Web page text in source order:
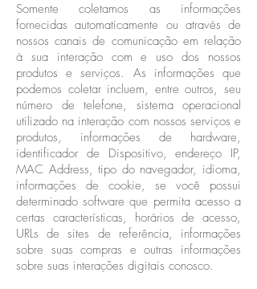
Somente coletamos as informações
fornecidas automaticamente ou através de
nossos canais de comunicação em relação
à sua interação com e uso dos nossos
produtos e serviços. As informações que
podemos coletar incluem, entre outros, seu
número de telefone, sistema operacional
utilizado na interação com nossos serviços e
produtos, informações de hardware,
identificador de Dispositivo, endereço IP,
MAC Address, tipo do navegador, idioma,
informações de cookie, se você possui
determinado software que permita acesso a
certas características, horários de acesso,
URLs de sites de referência, informações
sobre suas compras e outras informações
sobre suas interações digitais conosco.